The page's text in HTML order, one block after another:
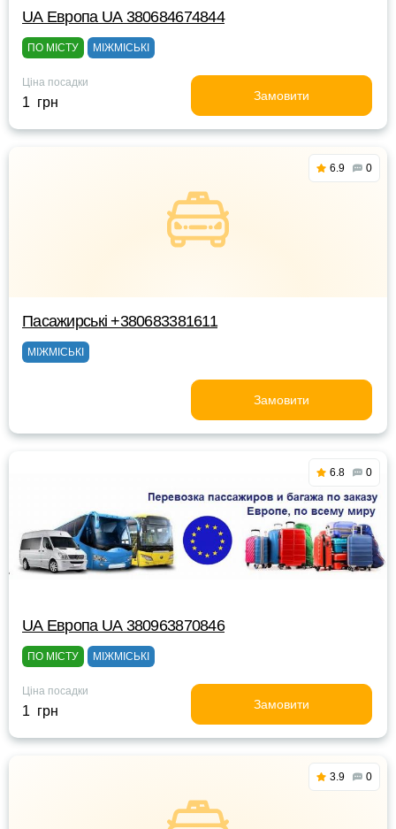
UА Европа UА 380684674844
ПО МІСТУ МІЖМІСЬКІ
Ціна посадки
1 грн Замовити
6.9 0
Пасажирські +380683381611
МІЖМІСЬКІ
Замовити
6.8 0
UА Европа UА 380963870846
ПО МІСТУ МІЖМІСЬКІ
Ціна посадки
1 грн Замовити
3.9 0